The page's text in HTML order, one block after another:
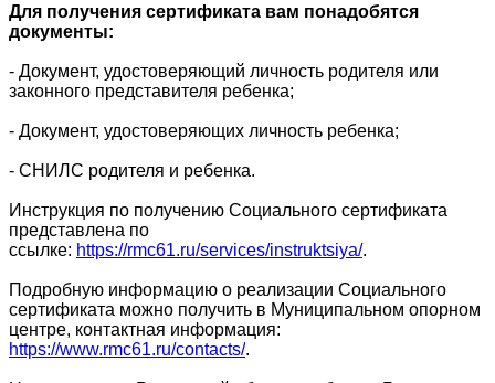
Для получения сертификата вам понадобятся
документы:
- Документ, удостоверяющий личность родителя или
законного представителя ребенка;
- Документ, удостоверяющих личность ребенка;
- СНИЛС родителя и ребенка.
Инструкция по получению Социального сертификата
представлена по
ссылке: https://rmc61.ru/services/instruktsiya/.
Подробную информацию о реализации Социального
сертификата можно получить в Муниципальном опорном
центре, контактная информация:
https://www.rmc61.ru/contacts/.